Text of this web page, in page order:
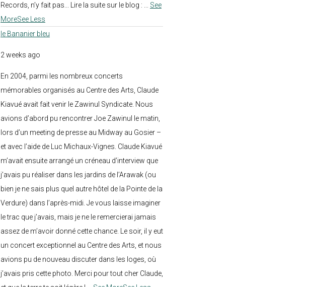
Records, n’y fait pas... Lire la suite sur le blog :
See
MoreSee Less
le Bananier bleu
2 weeks ago
En 2004, parmi les nombreux concerts
mémorables organisés au Centre des Arts, Claude
Kiavué avait fait venir le Zawinul Syndicate. Nous
avions d’abord pu rencontrer Joe Zawinul le matin,
lors d’un meeting de presse au Midway au Gosier –
et avec l’aide de Luc Michaux-Vignes. Claude Kiavué
m’avait ensuite arrangé un créneau d’interview que
j’avais pu réaliser dans les jardins de l’Arawak (ou
bien je ne sais plus quel autre hôtel de la Pointe de la
Verdure) dans l’après-midi. Je vous laisse imaginer
le trac que j’avais, mais je ne le remercierai jamais
assez de m’avoir donné cette chance. Le soir, il y eut
un concert exceptionnel au Centre des Arts, et nous
avions pu de nouveau discuter dans les loges, où
j’avais pris cette photo. Merci pour tout cher Claude,